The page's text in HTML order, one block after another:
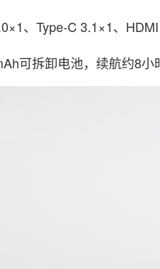
、Type-C 3.1×1、
可拆卸电池，续航约8小